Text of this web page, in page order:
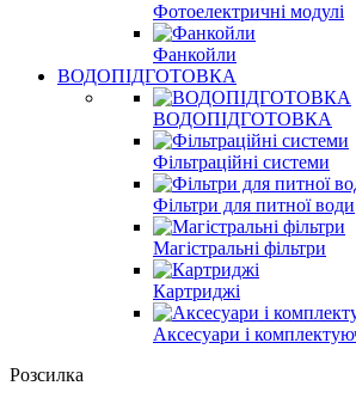
Фотоелектричні модулі
Фанкойли
ВОДОПІДГОТОВКА
ВОДОПІДГОТОВКА
Фільтраційні системи
Фільтри для питної води
Магістральні фільтри
Картриджі
Аксесуари і
Розсилка